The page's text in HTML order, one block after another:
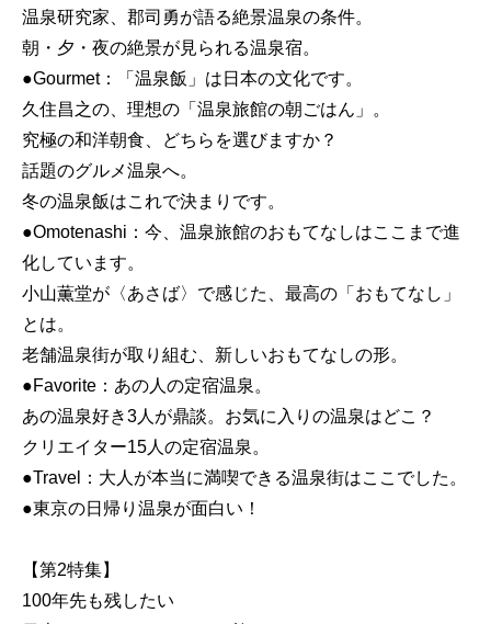
温泉研究家、郡司勇が語る絶景温泉の条件。
朝・夕・夜の絶景が見られる温泉宿。
●Gourmet：「温泉飯」は日本の文化です。
久住昌之の、理想の「温泉旅館の朝ごはん」。
究極の和洋朝食、どちらを選びますか？
話題のグルメ温泉へ。
冬の温泉飯はこれで決まりです。
●Omotenashi：今、温泉旅館のおもてなしはここまで進
化しています。
小山薫堂が〈あさば〉で感じた、最高の「おもてなし」
とは。
老舗温泉街が取り組む、新しいおもてなしの形。
●Favorite：あの人の定宿温泉。
あの温泉好き3人が鼎談。お気に入りの温泉はどこ？
クリエイター15人の定宿温泉。
●Travel：大人が本当に満喫できる温泉街はここでした。
●東京の日帰り温泉が面白い！
【第2特集】
100年先も残したい